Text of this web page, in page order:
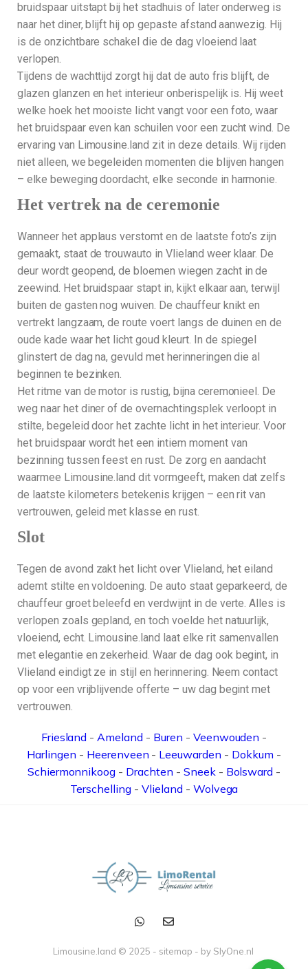
bruidspaar uitstapt bij het stadhuis of later onderweg is
naar het diner, blijft hij op gepaste afstand aanwezig. Hij
is de onzichtbare schakel die de dag vloeiend laat
verlopen.
Tijdens de wachttijd zorgt hij dat de auto fris blijft, de
glazen glanzen en het interieur onberispelijk is. Hij weet
welke hoek het mooiste licht vangt voor een foto, waar
het bruidspaar even kan schuilen voor een zucht wind. De
ervaring van Limousine.land zit in deze details. Wij rijden
niet alleen, we begeleiden momenten die blijven hangen
– elke beweging doordacht, elke seconde in harmonie.
Het vertrek na de ceremonie
Wanneer het applaus verstomt en de laatste foto’s zijn
gemaakt, staat de trouwauto in Vlieland weer klaar. De
deur wordt geopend, de bloemen wiegen zacht in de
zeewind. Het bruidspaar stapt in, kijkt elkaar aan, terwijl
buiten de gasten nog wuiven. De chauffeur knikt en
vertrekt langzaam, de route voert langs de duinen en de
oude kade waar het licht goud kleurt. In de spiegel
glinstert de dag na, gevuld met herinneringen die al
beginnen te bezinken.
Het ritme van de motor is rustig, bijna ceremonieel. De
weg naar het diner of de overnachtingsplek verloopt in
stilte, begeleid door het zachte licht in het interieur. Voor
het bruidspaar wordt het een intiem moment van
bezinning tussen feest en rust. De zorg en aandacht
waarmee Limousine.land dit vormgeeft, maken dat zelfs
de laatste kilometers betekenis krijgen – een rit van
vertrouwen, geleid met klasse en rust.
Slot
Tegen de avond zakt het licht over Vlieland, het eiland
ademt stilte en voldoening. De auto staat geparkeerd, de
chauffeur groet beleefd en verdwijnt in de verte. Alles is
verlopen zoals gepland, en toch voelde het natuurlijk,
vloeiend, echt. Limousine.land laat elke rit samenvallen
met elegantie en zekerheid. Waar de dag ook begint, in
Vlieland eindigt ze in stijl en herinnering. Neem contact
op voor een vrijblijvende offerte – uw dag begint met
vertrouwen.
Friesland -Ameland - Buren - Veenwouden -
Harlingen - Heerenveen - Leeuwarden - Dokkum -
Schiermonnikoog - Drachten - Sneek- Bolsward -
Terschelling -Vlieland - Wolvega
Limousine.land © 2025 - sitemap - by SlyOne.nl